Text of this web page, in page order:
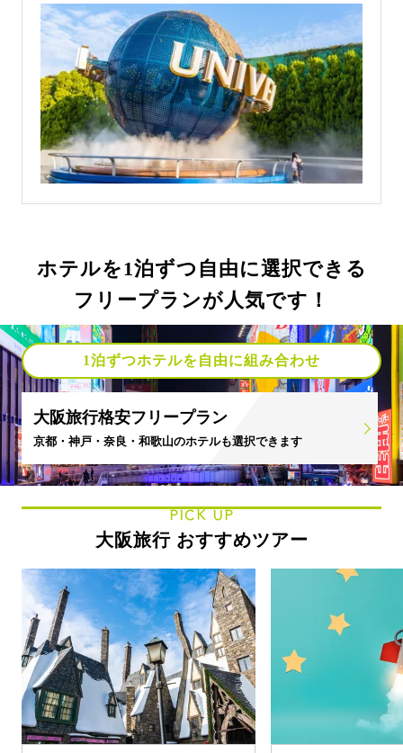
ホテルを1泊ずつ自由に選択できる
フリープランが人気です！
1泊ずつホテルを自由に組み合わせ
大阪旅行格安フリープラン
京都・神戸・奈良・和歌山のホテルも選択できます
PICK UP
大阪旅行 おすすめツアー